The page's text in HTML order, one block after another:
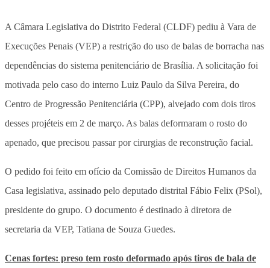
A Câmara Legislativa do Distrito Federal (CLDF) pediu à Vara de
Execuções Penais (VEP) a restrição do uso de balas de borracha nas
dependências do sistema penitenciário de Brasília. A solicitação foi
motivada pelo caso do interno Luiz Paulo da Silva Pereira, do
Centro de Progressão Penitenciária (CPP), alvejado com dois tiros
desses projéteis em 2 de março. As balas deformaram o rosto do
apenado, que precisou passar por cirurgias de reconstrução facial.
O pedido foi feito em ofício da Comissão de Direitos Humanos da
Casa legislativa, assinado pelo deputado distrital Fábio Felix (PSol),
presidente do grupo. O documento é destinado à diretora de
secretaria da VEP, Tatiana de Souza Guedes.
Cenas fortes: preso tem rosto deformado após tiros de bala de